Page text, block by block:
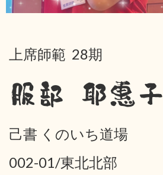
上席師範 28期
服部 耶惠子
己書 くのいち道場
002-01/東北北部